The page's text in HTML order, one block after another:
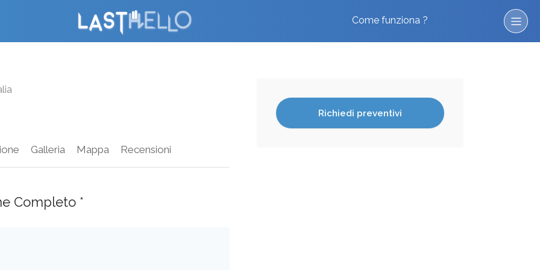
Come funziona ?
Galleria Mappa Recensioni
Completo *